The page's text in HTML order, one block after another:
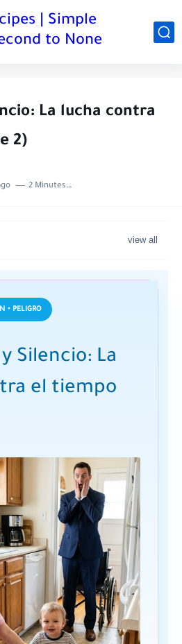
La lucha contra
2)
2 Minutes to read
• PELIGRO
Silencio: La
el tiempo